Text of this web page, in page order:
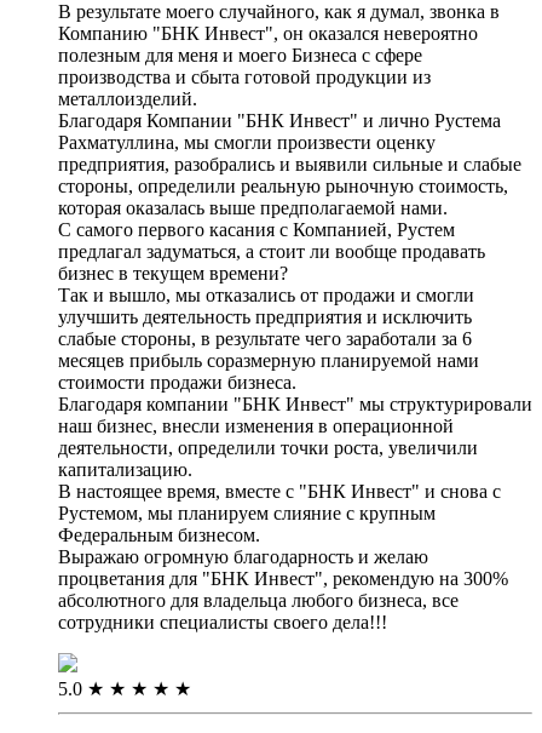
В результате моего случайного, как я думал, звонка в
Компанию "БНК Инвест", он оказался невероятно
полезным для меня и моего Бизнеса с сфере
производства и сбыта готовой продукции из
металлоизделий.
Благодаря Компании "БНК Инвест" и лично Рустема
Рахматуллина, мы смогли произвести оценку
предприятия, разобрались и выявили сильные и слабые
стороны, определили реальную рыночную стоимость,
которая оказалась выше предполагаемой нами.
С самого первого касания с Компанией, Рустем
предлагал задуматься, а стоит ли вообще продавать
бизнес в текущем времени?
Так и вышло, мы отказались от продажи и смогли
улучшить деятельность предприятия и исключить
слабые стороны, в результате чего заработали за 6
месяцев прибыль соразмерную планируемой нами
стоимости продажи бизнеса.
Благодаря компании "БНК Инвест" мы структурировали
наш бизнес, внесли изменения в операционной
деятельности, определили точки роста, увеличили
капитализацию.
В настоящее время, вместе с "БНК Инвест" и снова с
Рустемом, мы планируем слияние с крупным
Федеральным бизнесом.
Выражаю огромную благодарность и желаю
процветания для "БНК Инвест", рекомендую на 300%
абсолютного для владельца любого бизнеса, все
сотрудники специалисты своего дела!!!
5.0 ★ ★ ★ ★ ★